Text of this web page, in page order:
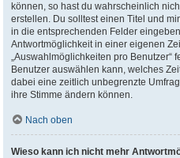
können, so hast du wahrscheinlich
erstellen. Du solltest einen Titel und
in die entsprechenden Felder
Antwortmöglichkeit in einer eigenen
„Auswahlmöglichkeiten pro Benutzer“
Benutzer auswählen kann, welches
dabei eine zeitlich unbegrenzte
ihre Stimme ändern können.
Nach oben
Wieso kann ich nicht mehr